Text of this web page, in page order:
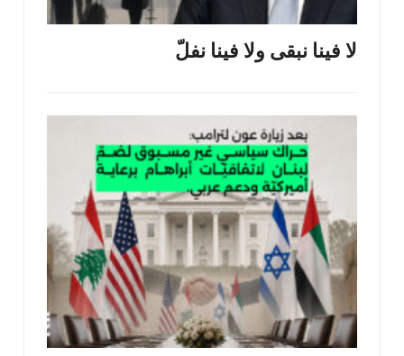
لا فينا نبقى ولا فينا نفلّ